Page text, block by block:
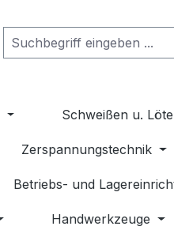
Schweißen u.
Zerspannungstechnik
Betriebs- und
Handwerkzeuge